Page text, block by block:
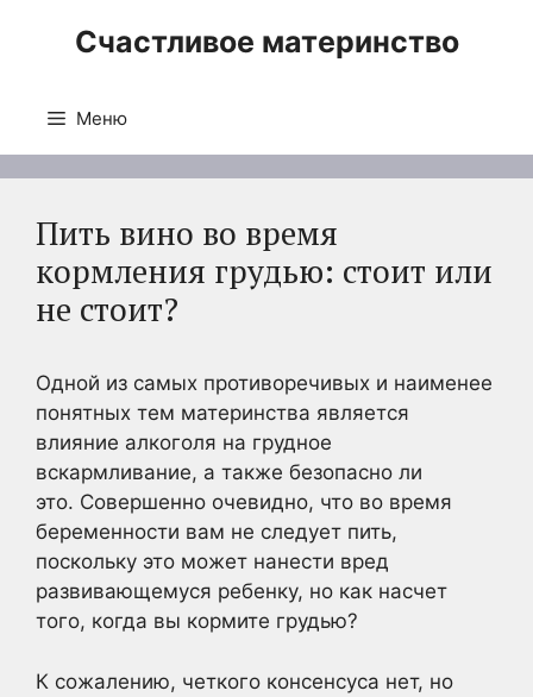
Счастливое материнство
Меню
Пить вино во время
кормления грудью: стоит или
не стоит?
Одной из самых противоречивых и наименее
понятных тем материнства является
влияние алкоголя на грудное
вскармливание, а также безопасно ли
это. Совершенно очевидно, что во время
беременности вам не следует пить,
поскольку это может нанести вред
развивающемуся ребенку, но как насчет
того, когда вы кормите грудью?
К сожалению, четкого консенсуса нет, но